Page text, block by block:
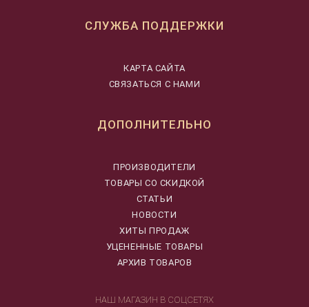
СЛУЖБА ПОДДЕРЖКИ
КАРТА САЙТА
СВЯЗАТЬСЯ С НАМИ
ДОПОЛНИТЕЛЬНО
ПРОИЗВОДИТЕЛИ
ТОВАРЫ СО СКИДКОЙ
СТАТЬИ
НОВОСТИ
ХИТЫ ПРОДАЖ
УЦЕНЕННЫЕ ТОВАРЫ
АРХИВ ТОВАРОВ
НАШ МАГАЗИН В СОЦСЕТЯХ